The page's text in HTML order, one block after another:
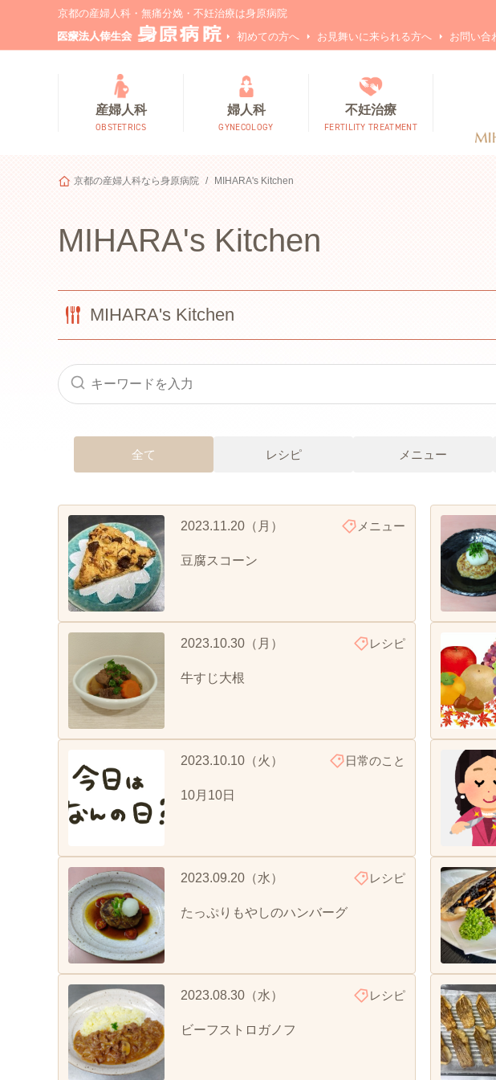
京都の産婦人科・無痛分娩・不妊治療は身原病院
初めての方へ
お見舞いに来られる方へ お問い合
産婦人科
OBSTETRICS
婦人科
GYNECOLOGY
不妊治療
FERTILITY TREATMENT
京都の産婦人科なら身原病院 MIHARA's Kitchen
MIHARA's Kitchen
MIHARA's Kitchen
全て レシピ メニュー
2023.11.20（月） メニュー
豆腐スコーン
2023.10.30（月） レシピ
牛すじ大根
2023.10.10（火） 日常のこと
10月10日
2023.09.20（水） レシピ
たっぷりもやしのハンバーグ
2023.08.30（水） レシピ
ビーフストロガノフ